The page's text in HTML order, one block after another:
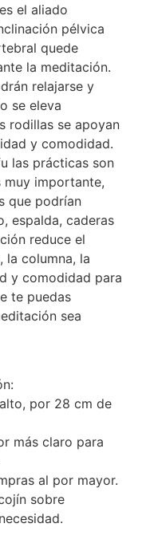
el aliado
pélvica
quede
la meditación.
relajarse y
se eleva
rodillas se apoyan
y comodidad.
las prácticas son
muy importante,
que podrían
espalda, caderas
reduce el
la columna, la
y comodidad para
te puedas
sea
por 28 cm de
más claro para
al por mayor.
sobre